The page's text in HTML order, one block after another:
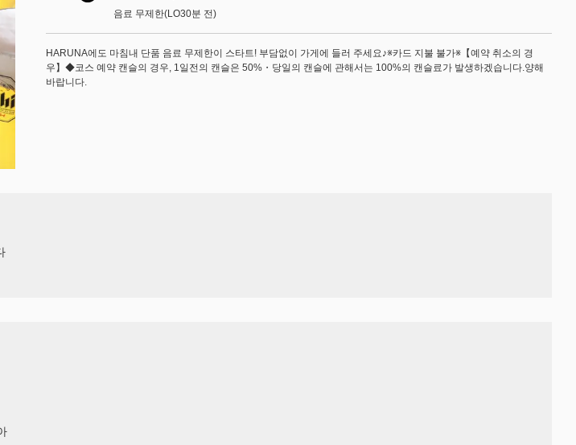
음료 무제한(LO30분 전)
HARUNA에도 마침내 단품 음료 무제한이 스타트! 부담없이 가게에 들러 주세요♪※카드 지불 불가※【예약 취소의 경
우】◆코스 예약 캔슬의 경우, 1일전의 캔슬은 50%・당일의 캔슬에 관해서는 100%의 캔슬료가 발생하겠습니다.양해
바랍니다.